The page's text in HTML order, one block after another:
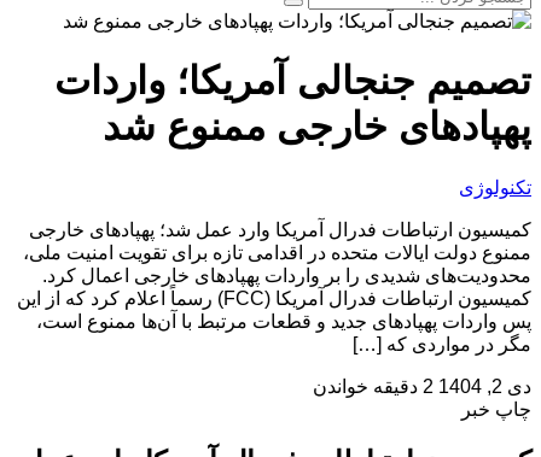
تصمیم جنجالی آمریکا؛ واردات
پهپادهای خارجی ممنوع شد
تکنولوژی
کمیسیون ارتباطات فدرال آمریکا وارد عمل شد؛ پهپادهای خارجی
ممنوع دولت ایالات متحده در اقدامی تازه برای تقویت امنیت ملی،
محدودیت‌های شدیدی را بر واردات پهپادهای خارجی اعمال کرد.
کمیسیون ارتباطات فدرال آمریکا (FCC) رسماً اعلام کرد که از این
پس واردات پهپادهای جدید و قطعات مرتبط با آن‌ها ممنوع است،
مگر در مواردی که […]
دی 2, 1404
2 دقیقه خواندن
چاپ خبر